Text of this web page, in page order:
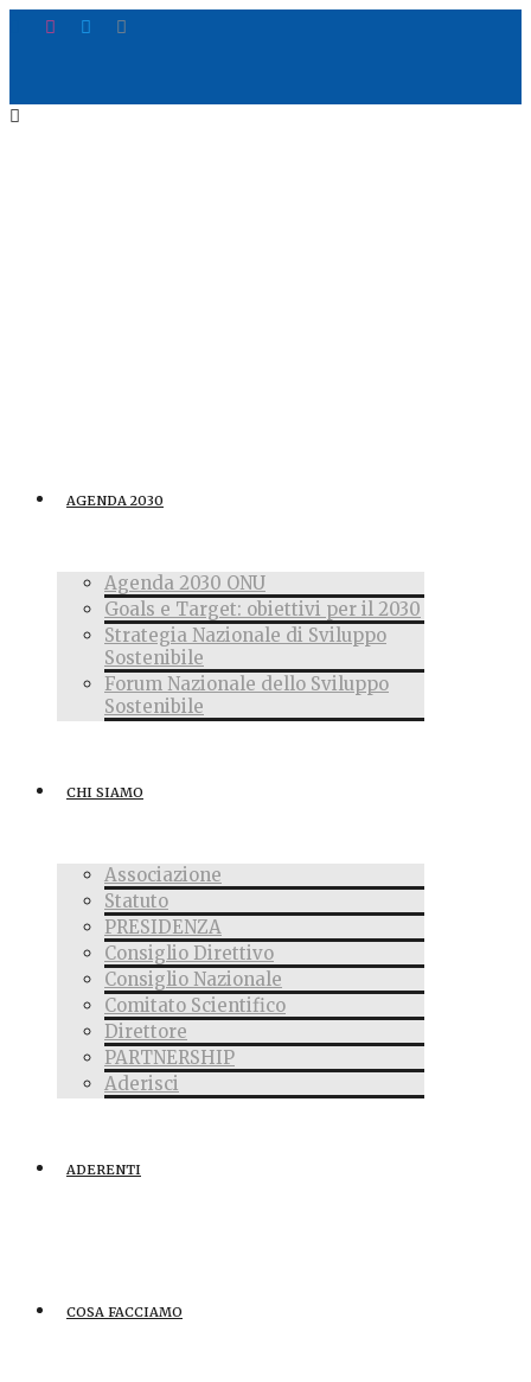
AGENDA 2030
Agenda 2030 ONU
Goals e Target: obiettivi per il 2030
Strategia Nazionale di Sviluppo
Sostenibile
Forum Nazionale dello Sviluppo
Sostenibile
CHI SIAMO
Associazione
Statuto
PRESIDENZA
Consiglio Direttivo
Consiglio Nazionale
Comitato Scientifico
Direttore
PARTNERSHIP
Aderisci
ADERENTI
COSA FACCIAMO